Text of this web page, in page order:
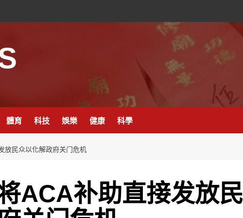
體育 科技 娛樂 健康 科學
放民众以化解政府关门危机
ACA补助直接发放民